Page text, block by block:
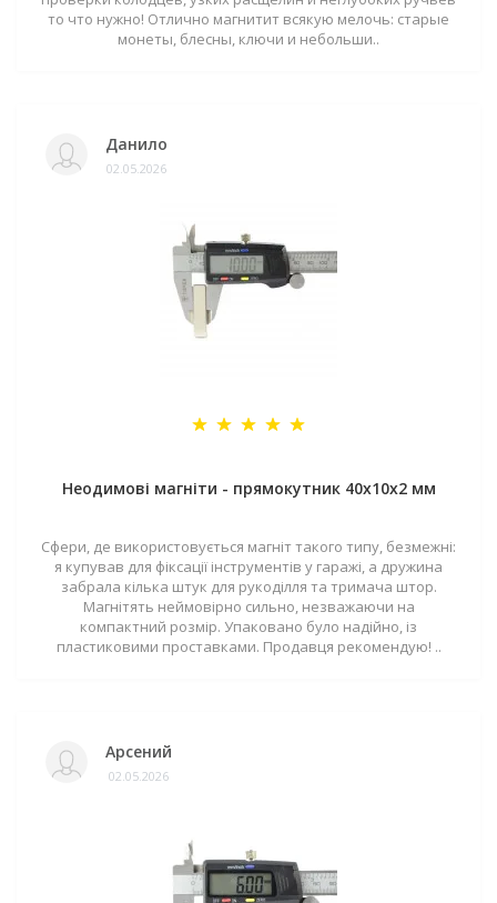
то что нужно! Отлично магнитит всякую мелочь: старые
монеты, блесны, ключи и небольши..
Данило
02.05.2026
Неодимові магніти - прямокутник 40x10x2 мм
Сфери, де використовується магніт такого типу, безмежні:
я купував для фіксації інструментів у гаражі, а дружина
забрала кілька штук для рукоділля та тримача штор.
Магнітять неймовірно сильно, незважаючи на
компактний розмір. Упаковано було надійно, із
пластиковими проставками. Продавця рекомендую! ..
Арсений
02.05.2026